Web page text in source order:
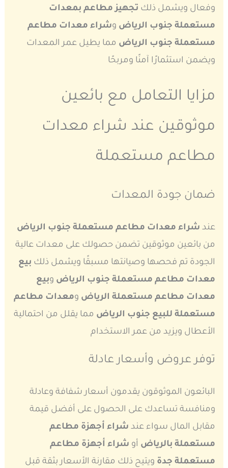
وفعال ويشمل ذلك تجهيز مطاعم بمعدات
مستعملة جنوب الرياض وشراء معدات مطاعم
مستعملة جنوب الرياض مما يطيل عمر المعدات
ويضمن استثمارًا آمنًا ومربحًا
مزايا التعامل مع بائعين
موثوقين عند شراء معدات
مطاعم مستعملة
ضمان جودة المعدات
عند شراء معدات مطاعم مستعملة جنوب الرياض
من بائعين موثوقين تضمن حصولك على معدات عالية
الجودة تم فحصها وصيانتها مسبقًا ويشمل ذلك بيع
معدات مطاعم مستعملة جنوب الرياض وبيع
معدات مطاعم مستعملة الرياض ومعدات مطاعم
مستعملة للبيع جنوب الرياض مما يقلل من احتمالية
الأعطال ويزيد من عمر الاستخدام
توفر عروض وأسعار عادلة
البائعون الموثوقون يقدمون أسعار شفافة وعادلة
ومنافسة تساعدك على الحصول على أفضل قيمة
مقابل المال سواء عند شراء أجهزة مطاعم
مستعملة بالرياض أو شراء أجهزة مطاعم
مستعملة جدة ويتيح ذلك مقارنة الأسعار بثقة قبل